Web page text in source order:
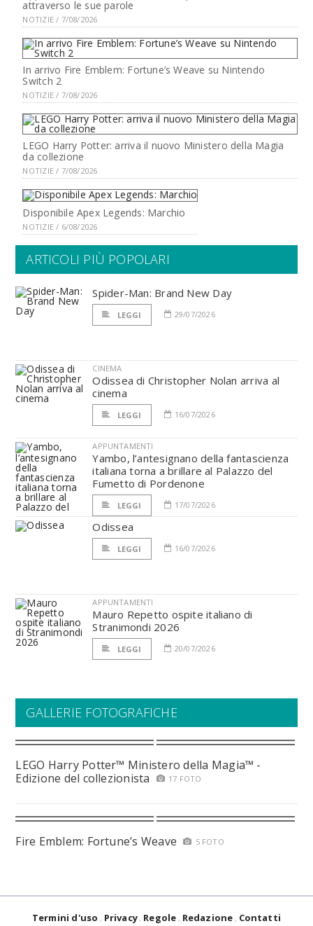
attraverso le sue parole
NOTIZIE / 7/08/2026
In arrivo Fire Emblem: Fortune’s Weave su Nintendo
Switch 2
NOTIZIE / 7/08/2026
LEGO Harry Potter: arriva il nuovo Ministero della Magia
da collezione
NOTIZIE / 7/08/2026
Disponibile Apex Legends: Marchio
NOTIZIE / 6/08/2026
ARTICOLI PIÙ POPOLARI
Spider-Man: Brand New Day
LEGGI 29/07/2026
CINEMA
Odissea di Christopher Nolan arriva al
cinema
LEGGI 16/07/2026
APPUNTAMENTI
Yambo, l’antesignano della fantascienza
italiana torna a brillare al Palazzo del
Fumetto di Pordenone
LEGGI 17/07/2026
Odissea
LEGGI 16/07/2026
APPUNTAMENTI
Mauro Repetto ospite italiano di
Stranimondi 2026
LEGGI 20/07/2026
GALLERIE FOTOGRAFICHE
LEGO Harry Potter™ Ministero della Magia™ -
Edizione del collezionista
17 FOTO
Fire Emblem: Fortune’s Weave 5 FOTO
Termini d'uso Privacy Regole Redazione Contatti